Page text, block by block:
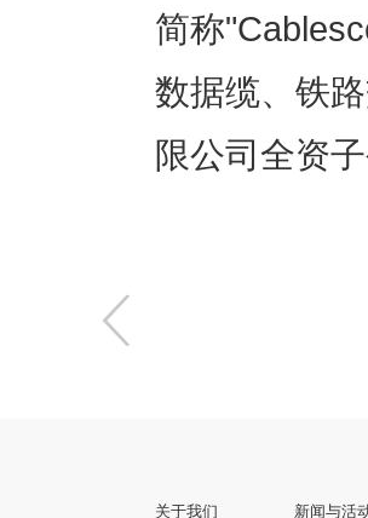
简称
数据缆、铁
限公司全资子
〈
关于我们 新闻与活